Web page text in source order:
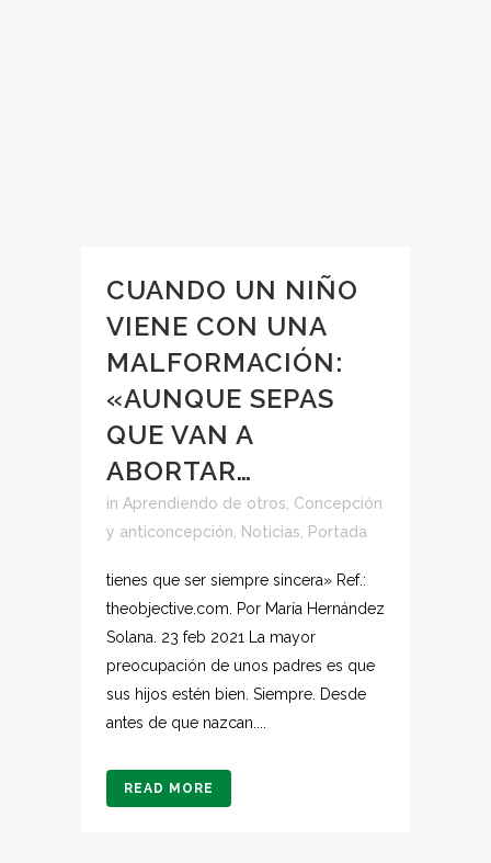
CUANDO UN NIÑO
VIENE CON UNA
MALFORMACIÓN:
«AUNQUE SEPAS
QUE VAN A
ABORTAR…
in Aprendiendo de otros Concepción
y anticoncepción
Noticias Portada
tienes que ser siempre sincera» Ref.:
theobjective.com. Por María Hernández
Solana. 23 feb 2021 La mayor
preocupación de unos padres es que
sus hijos estén bien. Siempre. Desde
antes de que nazcan....
READ MORE